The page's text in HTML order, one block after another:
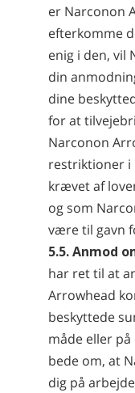
er Narconon
efterkomme
enig i den, vil
din
dine
for at
Narconon
restriktioner i
krævet af
og som
være til gavn
5.5. Anmod
har ret til at
Arrowhead
beskyttede
måde eller
bede om, at
dig på